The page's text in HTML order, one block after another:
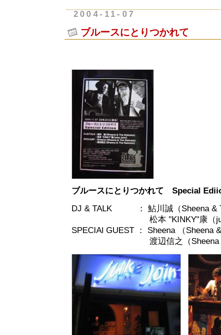
2004-11-07
ブルースにとりつかれて
ブルースにとりつかれて Special
DJ & TALK ： 鮎川誠（Sheena &
松本 "KINKY"康（juke
SPECIAl GUEST ： Sheena （Sheena
渡辺信之（Sheena &